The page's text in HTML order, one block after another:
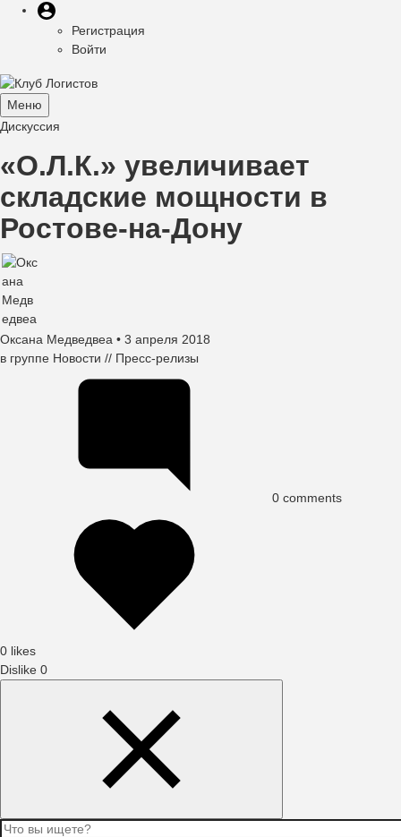
Меню
учётной
записи
пользователя
пользователя
Регистрация
Войти
Меню
Toggle
Дискуссия
«О.Л.К.» увеличивает
складские мощности в
Ростове-на-Дону
Оксана Медведвеа • 3 апреля 2018
в группе Новости // Пресс-релизы
0 comments
0 likes
Dislike 0